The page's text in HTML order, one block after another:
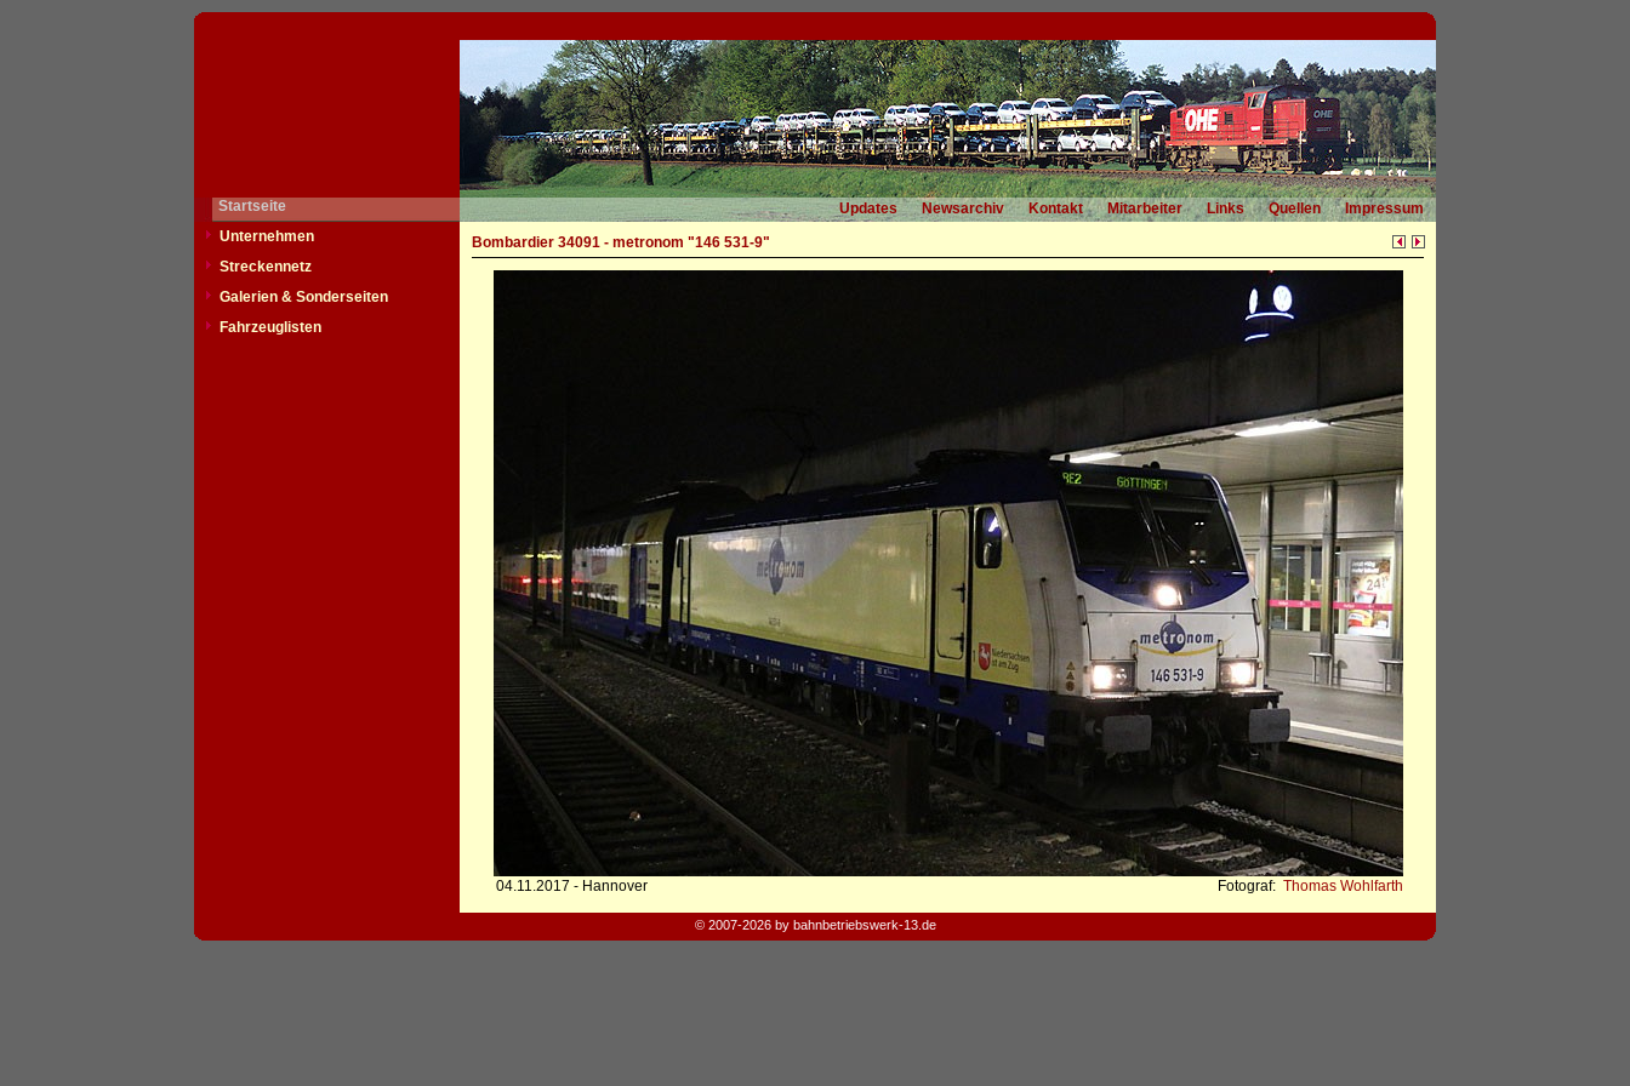
Startseite Updates Newsarchiv Kontakt Mitarbeiter Links Quellen
Impressum
Unternehmen
Streckennetz
Galerien & Sonderseiten
Fahrzeuglisten
Bombardier 34091 - metronom "146 531-9"
04.11.2017 - Hannover Fotograf: Thomas Wohlfarth
© 2007-2026 by bahnbetriebswerk-13.de